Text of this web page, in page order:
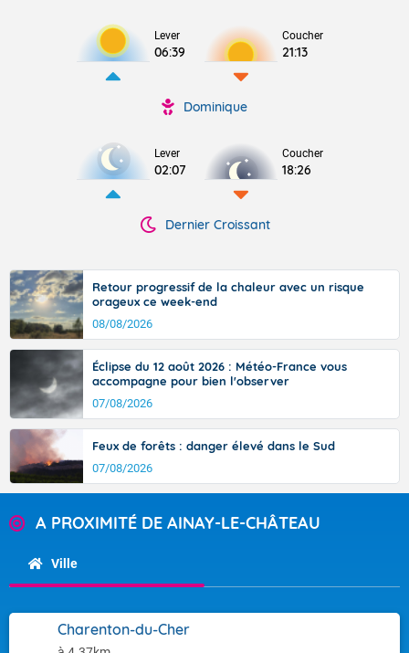
Lever
06:39
Coucher
21:13
Dominique
Lever
02:07
Coucher
18:26
Dernier Croissant
Retour progressif de la chaleur avec un risque
orageux ce week-end
08/08/2026
Éclipse du 12 août 2026 : Météo-France vous
accompagne pour bien l'observer
07/08/2026
Feux de forêts : danger élevé dans le Sud
07/08/2026
A PROXIMITÉ DE AINAY-LE-CHÂTEAU
Ville
Charenton-du-Cher